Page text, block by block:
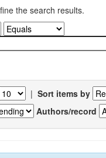
the search results.
| Sort items by
Authors/record